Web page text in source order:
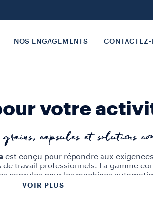
NOS ENGAGEMENTS CONTACTEZ-
votre
capsules et solutions
est conçu pour répondre aux
de travail professionnels. La gamme
capsules pour les machines
l'ensemble des besoins d'un
VOIR PLUS